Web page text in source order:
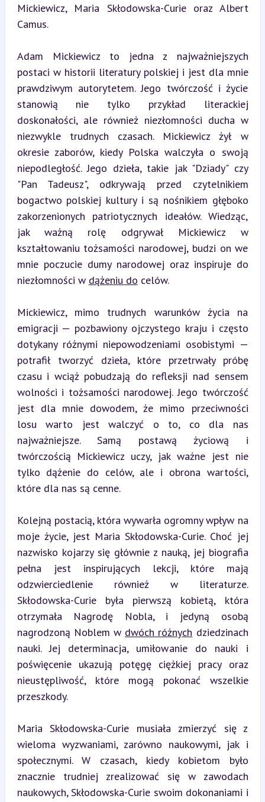
Mickiewicz, Maria Skłodowska-Curie oraz Albert
Camus.
Adam Mickiewicz to jedna z najważniejszych
postaci w historii literatury polskiej i jest dla mnie
prawdziwym autorytetem. Jego twórczość i życie
stanowią nie tylko przykład literackiej
doskonałości, ale również niezłomności ducha w
niezwykle trudnych czasach. Mickiewicz żył w
okresie zaborów, kiedy Polska walczyła o swoją
niepodległość. Jego dzieła, takie jak "Dziady" czy
"Pan Tadeusz", odkrywają przed czytelnikiem
bogactwo polskiej kultury i są nośnikiem głęboko
zakorzenionych patriotycznych ideałów. Wiedząc,
jak ważną rolę odgrywał Mickiewicz w
kształtowaniu tożsamości narodowej, budzi on we
mnie poczucie dumy narodowej oraz inspiruje do
niezłomności w dążeniu do celów.
Mickiewicz, mimo trudnych warunków życia na
emigracji — pozbawiony ojczystego kraju i często
dotykany różnymi niepowodzeniami osobistymi —
potrafił tworzyć dzieła, które przetrwały próbę
czasu i wciąż pobudzają do refleksji nad sensem
wolności i tożsamości narodowej. Jego twórczość
jest dla mnie dowodem, że mimo przeciwności
losu warto jest walczyć o to, co dla nas
najważniejsze. Samą postawą życiową i
twórczością Mickiewicz uczy, jak ważne jest nie
tylko dążenie do celów, ale i obrona wartości,
które dla nas są cenne.
Kolejną postacią, która wywarła ogromny wpływ na
moje życie, jest Maria Skłodowska-Curie. Choć jej
nazwisko kojarzy się głównie z nauką, jej biografia
pełna jest inspirujących lekcji, które mają
odzwierciedlenie również w literaturze.
Skłodowska-Curie była pierwszą kobietą, która
otrzymała Nagrodę Nobla, i jedyną osobą
nagrodzoną Noblem w dwóch różnych dziedzinach
nauki. Jej determinacja, umiłowanie do nauki i
poświęcenie ukazują potęgę ciężkiej pracy oraz
nieustępliwość, które mogą pokonać wszelkie
przeszkody.
Maria Skłodowska-Curie musiała zmierzyć się z
wieloma wyzwaniami, zarówno naukowymi, jak i
społecznymi. W czasach, kiedy kobietom było
znacznie trudniej zrealizować się w zawodach
naukowych, Skłodowska-Curie swoim dokonaniami i